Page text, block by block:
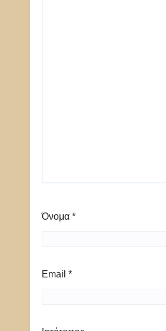
Όνομα *
Email *